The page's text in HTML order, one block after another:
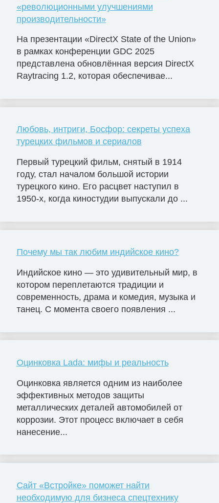
«революционными улучшениями
производительности»
На презентации «DirectX State of the Union»
в рамках конференции GDC 2025
представлена обновлённая версия DirectX
Raytracing 1.2, которая обеспечивае...
Любовь, интриги, Босфор: секреты успеха
турецких фильмов и сериалов
Первый турецкий фильм, снятый в 1914
году, стал началом большой истории
турецкого кино. Его расцвет наступил в
1950-х, когда киностудии выпускали до ...
Почему мы так любим индийское кино?
Индийское кино — это удивительный мир, в
котором переплетаются традиции и
современность, драма и комедия, музыка и
танец. С момента своего появления ...
Оцинковка Lada: мифы и реальность
Оцинковка является одним из наиболее
эффективных методов защиты
металлических деталей автомобилей от
коррозии. Этот процесс включает в себя
нанесение...
Сайт «Встройке» поможет найти
необходимую для бизнеса спецтехнику